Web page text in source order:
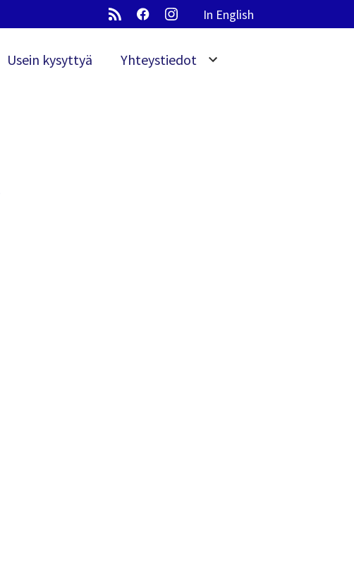
Usein kysyttyä Yhteystiedot
In English